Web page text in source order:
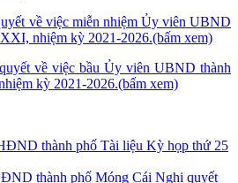
về việc miễn nhiệm Ủy viên UBND
nhiệm kỳ 2021-2026.(bấm xem)
về việc bầu Ủy viên UBND thành
kỳ 2021-2026.(bấm xem)
Tài liệu Kỳ họp thứ 25
Nghị quyết